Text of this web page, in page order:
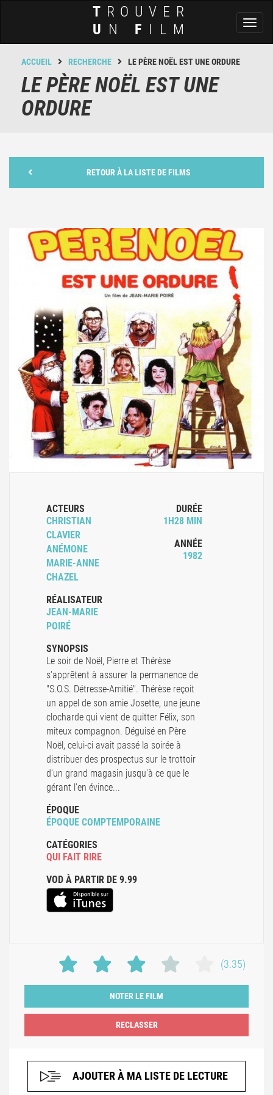
T ROUVER
U N F ILM
ACCUEIL RECHERCHE LE PÈRE NOËL EST UNE ORDURE
LE PÈRE NOËL EST UNE
ORDURE
RETOUR À LA LISTE DE FILMS
ACTEURS
CHRISTIAN
CLAVIER
ANÉMONE
MARIE-ANNE
CHAZEL
RÉALISATEUR
JEAN-MARIE
POIRÉ
DURÉE
1H28 MIN
ANNÉE
1982
SYNOPSIS
Le soir de Noël, Pierre et Thérèse
s'apprêtent à assurer la permanence de
"S.O.S. Détresse-Amitié". Thérèse reçoit
un appel de son amie Josette, une jeune
clocharde qui vient de quitter Félix, son
miteux compagnon. Déguisé en Père
Noël, celui-ci avait passé la soirée à
distribuer des prospectus sur le trottoir
d'un grand magasin jusqu'à ce que le
gérant l'en évince...
ÉPOQUE
ÉPOQUE COMPTEMPORAINE
CATÉGORIES
QUI FAIT RIRE
VOD À PARTIR DE 9.99
(3.35)
NOTER LE FILM
AJOUTER À MA LISTE DE LECTURE